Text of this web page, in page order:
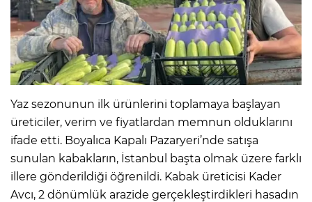
Yaz sezonunun ilk ürünlerini toplamaya başlayan
üreticiler, verim ve fiyatlardan memnun olduklarını
ifade etti. Boyalıca Kapalı Pazaryeri’nde satışa
sunulan kabakların, İstanbul başta olmak üzere farklı
illere gönderildiği öğrenildi. Kabak üreticisi Kader
Avcı, 2 dönümlük arazide gerçekleştirdikleri hasadın